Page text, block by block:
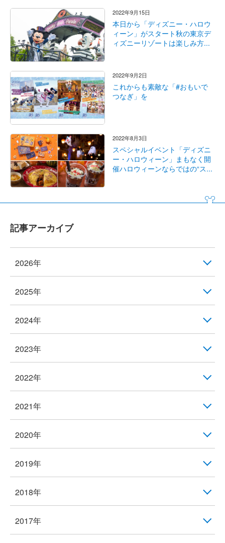
2022年9月15日
本日から「ディズニー・ハロウ
ィーン」がスタート秋の東京デ
ィズニーリゾートは楽しみ方...
2022年9月2日
これからも素敵な「#おもいで
つなぎ」を
2022年8月3日
スペシャルイベント「ディズニ
ー・ハロウィーン」まもなく開
催ハロウィーンならではの“ス...
記事アーカイブ
2026年
2025年
2024年
2023年
2022年
2021年
2020年
2019年
2018年
2017年